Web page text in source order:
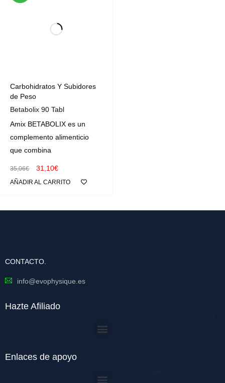
Carbohidratos Y Subidores
de Peso
Betabolix 90 Tabl
Amix BETABOLIX es un
complemento alimenticio
que combina
35,06€ 31,10€
AÑADIR AL CARRITO
CONTACTO.
info@evophysique.es
Hazte Afiliado
Enlaces de apoyo